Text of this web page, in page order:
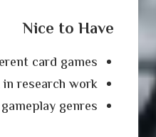
Nice to Have
card games.
research work.
genres.